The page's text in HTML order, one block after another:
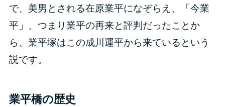
で、美男とされる在原業平になぞらえ、「今業
平」、つまり業平の再来と評判だったことか
ら、業平塚はこの成川運平から来ているという
説です。
業平橋の歴史